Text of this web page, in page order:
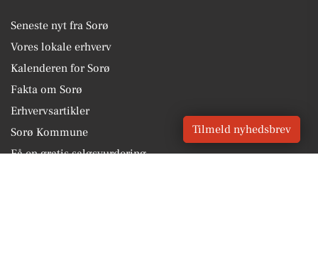
Seneste nyt fra Sorø
Vores lokale erhverv
Kalenderen for Sorø
Fakta om Sorø
Erhvervsartikler
Sorø Kommune
Få en gratis salgsvurdering
Tilmeld nyhedsbrev